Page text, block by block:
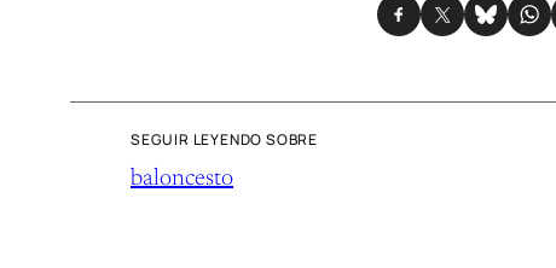
SEGUIR LEYENDO SOBRE
baloncesto